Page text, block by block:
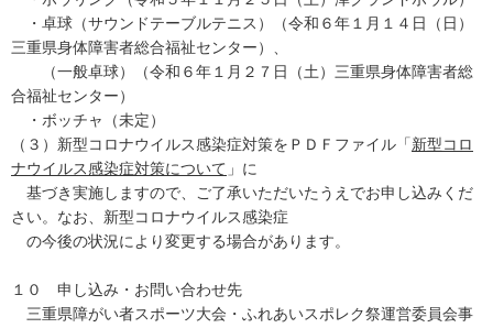
・卓球（サウンドテーブルテニス）（令和６年１月１４日（日）
三重県身体障害者総合福祉センター）、
（一般卓球）（令和６年１月２７日（土）三重県身体障害者総
合福祉センター）
・ボッチャ（未定）
（３）新型コロナウイルス感染症対策をＰＤＦファイル「新型コロ
ナウイルス感染症対策について 」に
基づき実施しますので、ご了承いただいたうえでお申し込みくだ
さい。なお、新型コロナウイルス感染症
の今後の状況により変更する場合があります。
１０ 申し込み・お問い合わせ先
三重県障がい者スポーツ大会・ふれあいスポレク祭運営委員会事